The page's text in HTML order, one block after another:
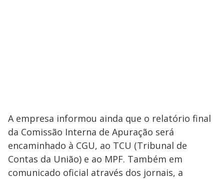
A empresa informou ainda que o relatório final
da Comissão Interna de Apuração será
encaminhado à CGU, ao TCU (Tribunal de
Contas da União) e ao MPF. Também em
comunicado oficial através dos jornais, a